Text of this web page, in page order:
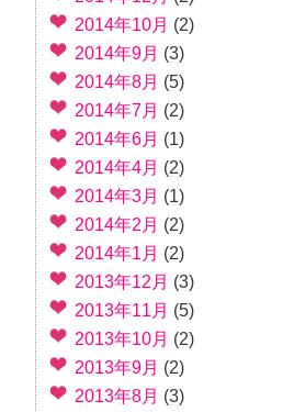
2014年10月 (2)
2014年9月 (3)
2014年8月 (5)
2014年7月 (2)
2014年6月 (1)
2014年4月 (2)
2014年3月 (1)
2014年2月 (2)
2014年1月 (2)
2013年12月 (3)
2013年11月 (5)
2013年10月 (2)
2013年9月 (2)
2013年8月 (3)